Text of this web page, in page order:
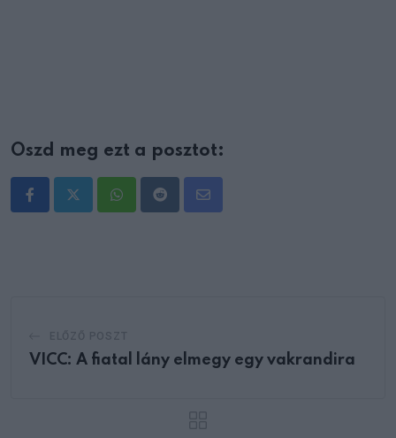
Oszd meg ezt a posztot:
WhatsappRedditShare
VICC: A fiatal lány elmegy egy vakrandira